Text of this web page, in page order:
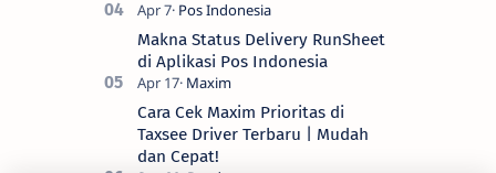
Makna Status Delivery RunSheet
di Aplikasi Pos Indonesia
Cara Cek Maxim Prioritas di
Taxsee Driver Terbaru | Mudah
dan Cepat!